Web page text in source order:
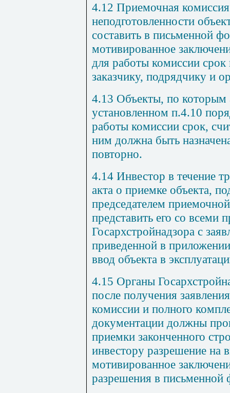
4.12 Приемочная
неподготовленности
составить в письменной
мотивированное
для работы комиссии срок
заказчику, подрядчику и
4.13 Объекты, по которым
установленном п.4.10
работы комиссии срок,
ним должна быть
повторно.
4.14 Инвестор в течение
акта о приемке объекта,
председателем
представить его со всеми
Госархстройнадзора с
приведенной в
ввод объекта в
4.15 Органы
после получения
комиссии и полного
документации должны
приемки законченного
инвестору разрешение на
мотивированное
разрешения в письменной